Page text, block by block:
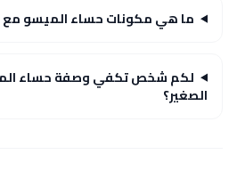
ما هي مكونات حساء الميسو مع
لكم شخص تكفي وصفة حساء
الصغير؟